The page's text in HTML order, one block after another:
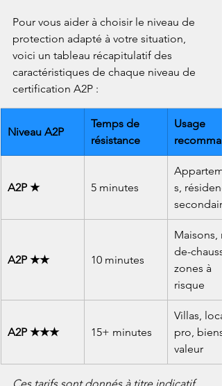
Pour vous aider à choisir le niveau de
protection adapté à votre situation,
voici un tableau récapitulatif des
caractéristiques de chaque niveau de
certification A2P :
Niveau A2P
Temps de
résistance
Usage
A2P ★ 5 minutes
s,
A2P ★★ 10 minutes
Maisons,
de-
zones à
risque
A2P ★★★ 15+ minutes
Villas,
pro,
valeur